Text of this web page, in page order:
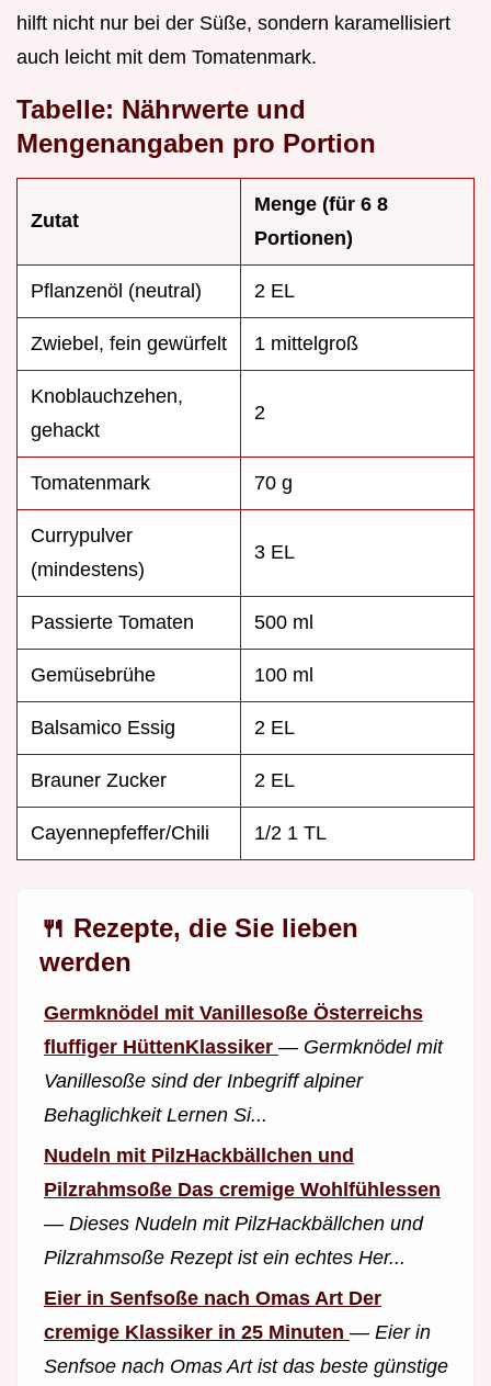
hilft nicht nur bei der Süße, sondern karamellisiert
auch leicht mit dem Tomatenmark.
Tabelle: Nährwerte und
Mengenangaben pro Portion
Zutat
Menge (für 6 8
Portionen)
Pflanzenöl (neutral) 2 EL
Zwiebel, fein gewürfelt 1 mittelgroß
Knoblauchzehen,
gehackt
2
Tomatenmark 70 g
Currypulver
(mindestens)
3 EL
Passierte Tomaten 500 ml
Gemüsebrühe 100 ml
Balsamico Essig 2 EL
Brauner Zucker 2 EL
Cayennepfeffer/Chili 1/2 1 TL
🍴 Rezepte, die Sie lieben
werden
Germknödel mit Vanillesoße Österreichs
fluffiger HüttenKlassiker — Germknödel mit
Vanillesoße sind der Inbegriff alpiner
Behaglichkeit Lernen Si...
Nudeln mit PilzHackbällchen und
Pilzrahmsoße Das cremige Wohlfühlessen
— Dieses Nudeln mit PilzHackbällchen und
Pilzrahmsoße Rezept ist ein echtes Her...
Eier in Senfsoße nach Omas Art Der
cremige Klassiker in 25 Minuten — Eier in
Senfsoe nach Omas Art ist das beste günstige